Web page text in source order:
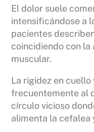
El dolor suele
intensificándose a
pacientes
coincidiendo con la
muscular.
La rigidez en
frecuentemente al
círculo vicioso
alimenta la cefalea